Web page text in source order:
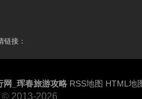
链接：
网_珲春旅游攻略 RSS地图 HTML地
© 2013-2026